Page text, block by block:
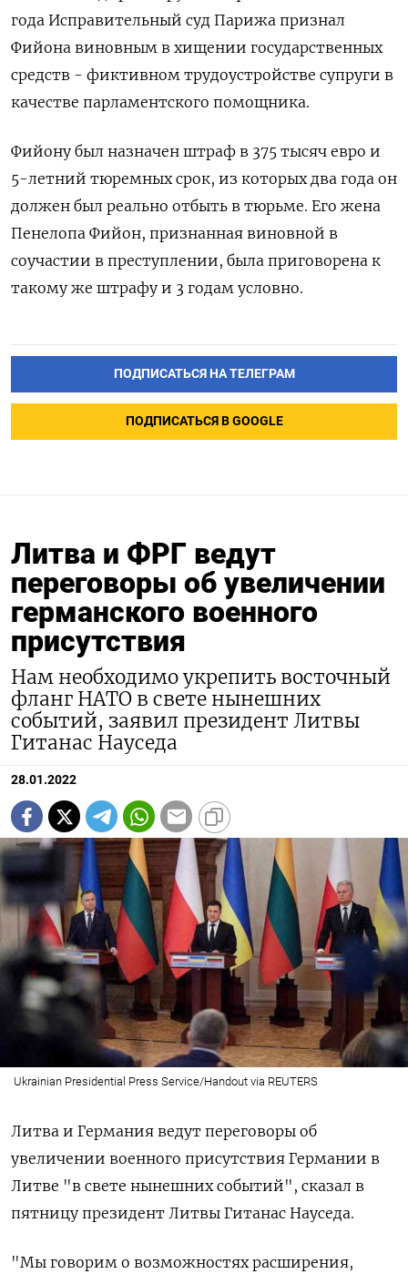
года Исправительный суд Парижа признал
Фийона виновным в хищении государственных
средств - фиктивном трудоустройстве супруги в
качестве парламентского помощника.
Фийону был назначен штраф в 375 тысяч евро и
5-летний тюремных срок, из которых два года он
должен был реально отбыть в тюрьме. Его жена
Пенелопа Фийон, признанная виновной в
соучастии в преступлении, была приговорена к
такому же штрафу и 3 годам условно.
ПОДПИСАТЬСЯ НА ТЕЛЕГРАМ
ПОДПИСАТЬСЯ В GOOGLE
Литва и ФРГ ведут
переговоры об увеличении
германского военного
присутствия
Нам необходимо укрепить восточный
фланг НАТО в свете нынешних
событий, заявил президент Литвы
Гитанас Науседа
28.01.2022
Ukrainian Presidential Press Service/Handout via REUTERS
Литва и Германия ведут переговоры об
увеличении военного присутствия Германии в
Литве "в свете нынешних событий", сказал в
пятницу президент Литвы Гитанас Науседа.
"Мы говорим о возможностях расширения,